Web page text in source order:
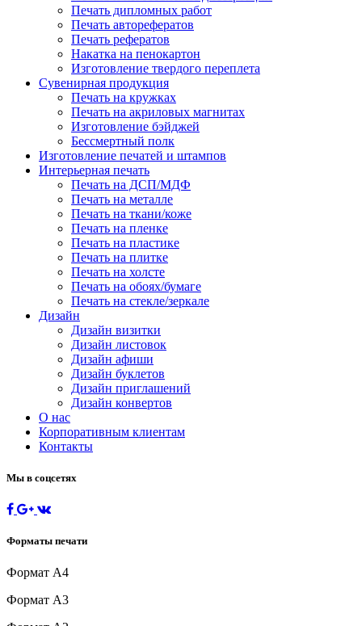
Печать дипломных работ
Печать авторефератов
Печать рефератов
Накатка на пенокартон
Изготовление твердого переплета
Сувенирная продукция
Печать на кружках
Печать на акриловых магнитах
Изготовление бэйджей
Бессмертный полк
Изготовление печатей и штампов
Интерьерная печать
Печать на ДСП/МДФ
Печать на металле
Печать на ткани/коже
Печать на пленке
Печать на пластике
Печать на плитке
Печать на холсте
Печать на обоях/бумаге
Печать на стекле/зеркале
Дизайн
Дизайн визитки
Дизайн листовок
Дизайн афиши
Дизайн буклетов
Дизайн приглашений
Дизайн конвертов
О нас
Корпоративным клиентам
Контакты
Мы в соцсетях
Форматы печати
Формат А4
Формат А3